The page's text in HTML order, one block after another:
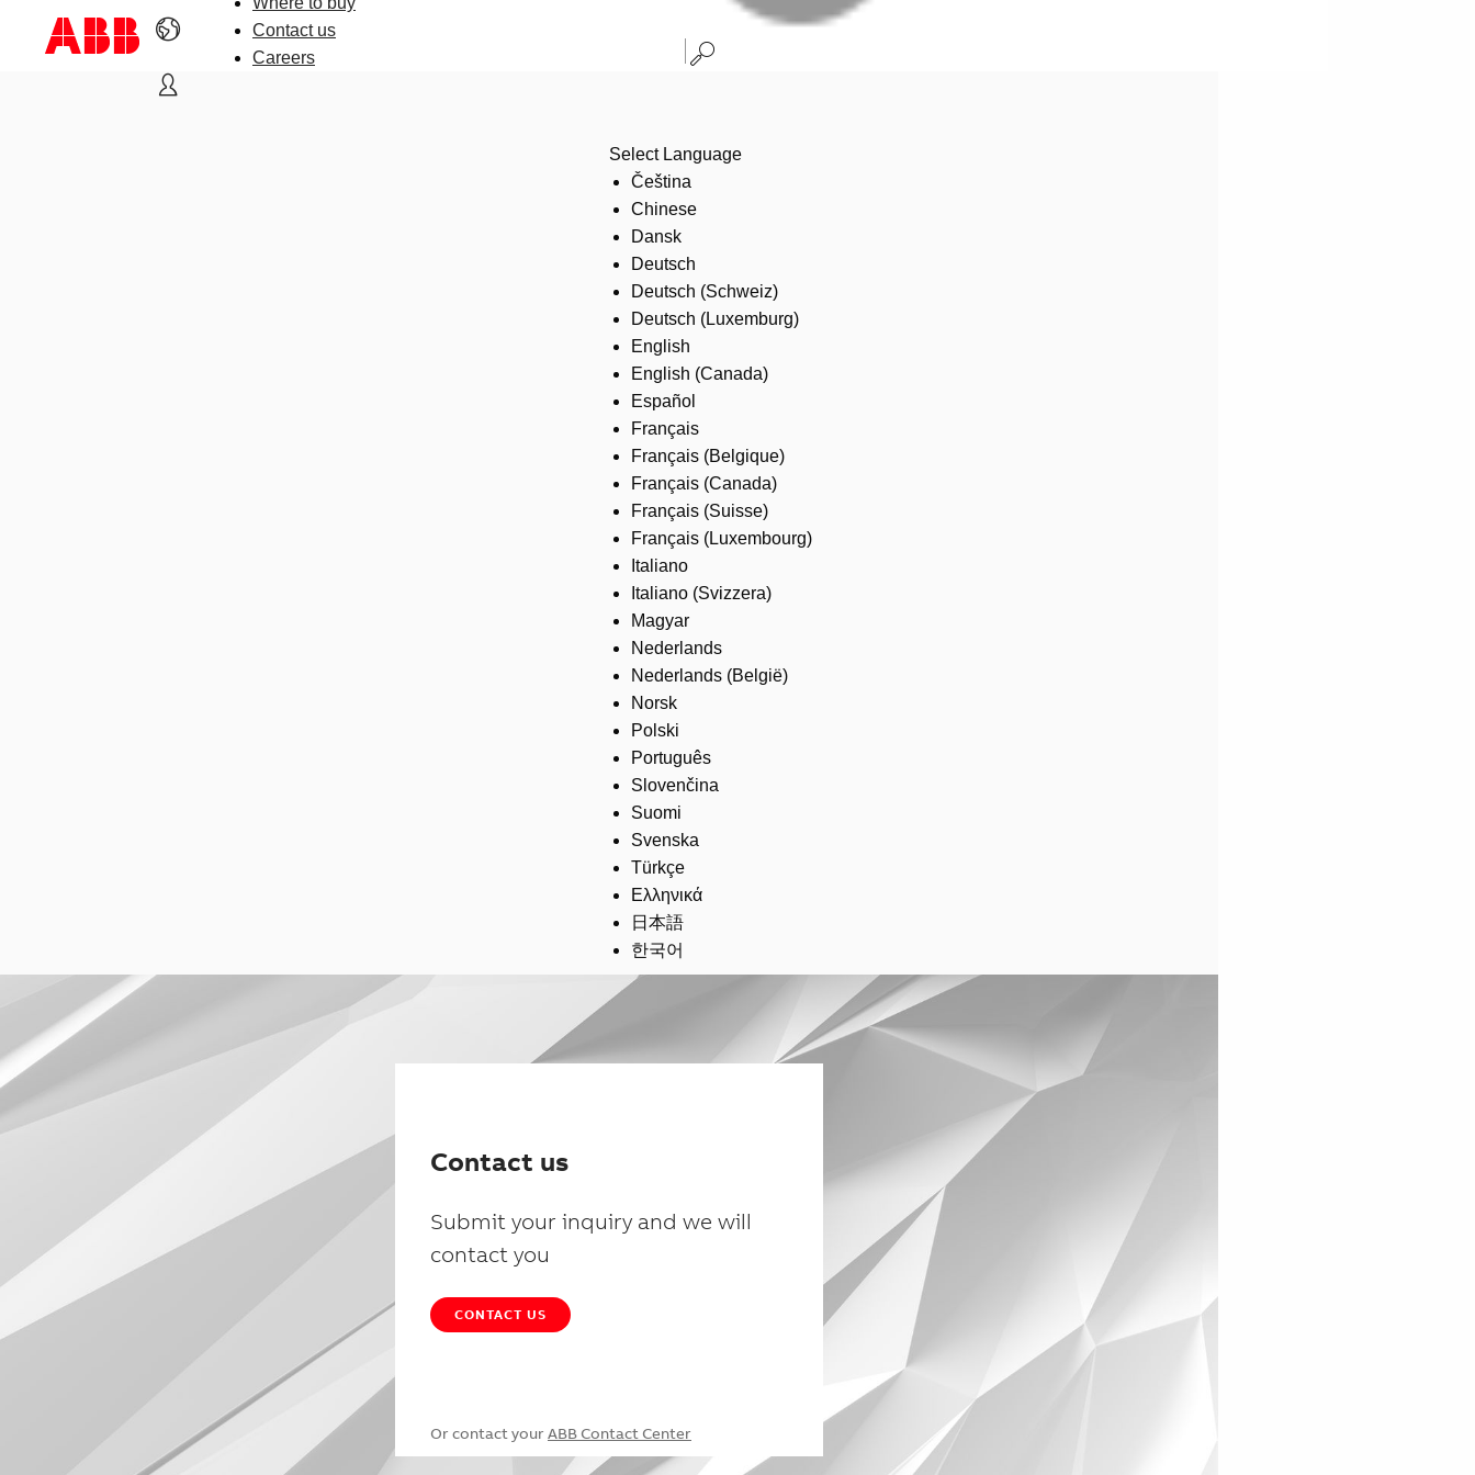
Contact us
Careers
Select Language
Čeština
Chinese
Dansk
Deutsch
Deutsch (Schweiz)
Deutsch (Luxemburg)
English
English (Canada)
Español
Français
Français (Belgique)
Français (Canada)
Français (Suisse)
Français (Luxembourg)
Italiano
Italiano (Svizzera)
Magyar
Nederlands
Nederlands (België)
Norsk
Polski
Português
Slovenčina
Suomi
Svenska
Türkçe
Ελληνικά
日本語
한국어
Contact us
Submit your inquiry and we will
contact you
CONTACT US
Or contact your ABB Contact Center